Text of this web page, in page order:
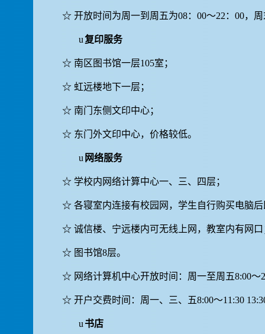
☆ 开放时间为周一到周五为08： 00～22 ： 00，
u复印服务
☆ 南区图书馆一层105室；
☆ 虹远楼地下一层；
☆ 南门东侧文印中心；
☆ 东门外文印中心，价格较低。
u 网络服务
☆ 学校内网络计算中心一、三、四层；
☆ 各寝室内连接有校园网，学生自行购买电脑
☆ 诚信楼、宁远楼内可无线上网，教室内有网口
☆ 图书馆8层。
☆ 网络计算机中心开放时间：周一至周五8:00～
☆ 开户交费时间：周一、三、五8:00～11:30
u 书店